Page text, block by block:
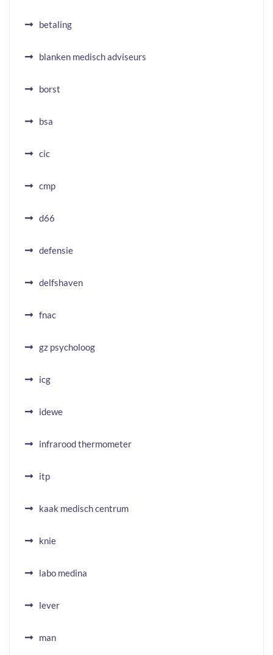
betaling
blanken medisch adviseurs
borst
bsa
cic
cmp
d66
defensie
delfshaven
fnac
gz psycholoog
icg
idewe
infrarood thermometer
itp
kaak medisch centrum
knie
labo medina
lever
man